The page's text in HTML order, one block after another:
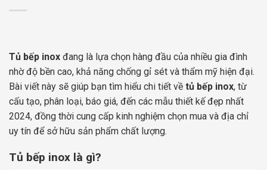
Tủ bếp inox đang là lựa chọn hàng đầu của nhiều gia đình
nhờ độ bền cao, khả năng chống gỉ sét và thẩm mỹ hiện đại.
Bài viết này sẽ giúp bạn tìm hiểu chi tiết về tủ bếp inox, từ
cấu tạo, phân loại, báo giá, đến các mẫu thiết kế đẹp nhất
2024, đồng thời cung cấp kinh nghiệm chọn mua và địa chỉ
uy tín để sở hữu sản phẩm chất lượng.
Tủ bếp inox là gì?